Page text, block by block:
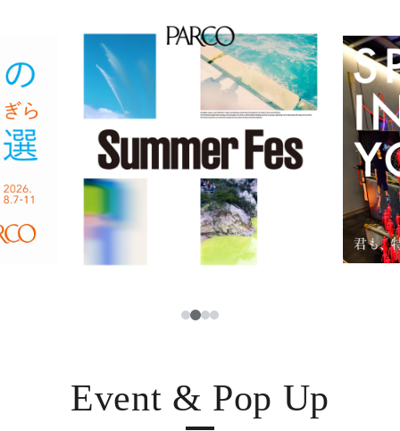
レストラン・カフェ
TAX FREE
PARCOメンバーズ
日本語
123
Event & Pop Up